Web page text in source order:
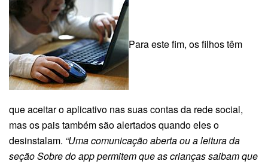
Para este fim, os filhos têm
que aceitar o aplicativo nas suas contas da rede social,
mas os pais também são alertados quando eles o
desinstalam. “Uma comunicação aberta ou a leitura da
seção Sobre do app permitem que as crianças saibam que